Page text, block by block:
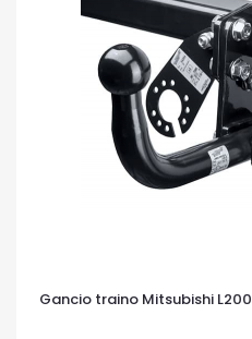
Gancio traino Mitsubishi L200